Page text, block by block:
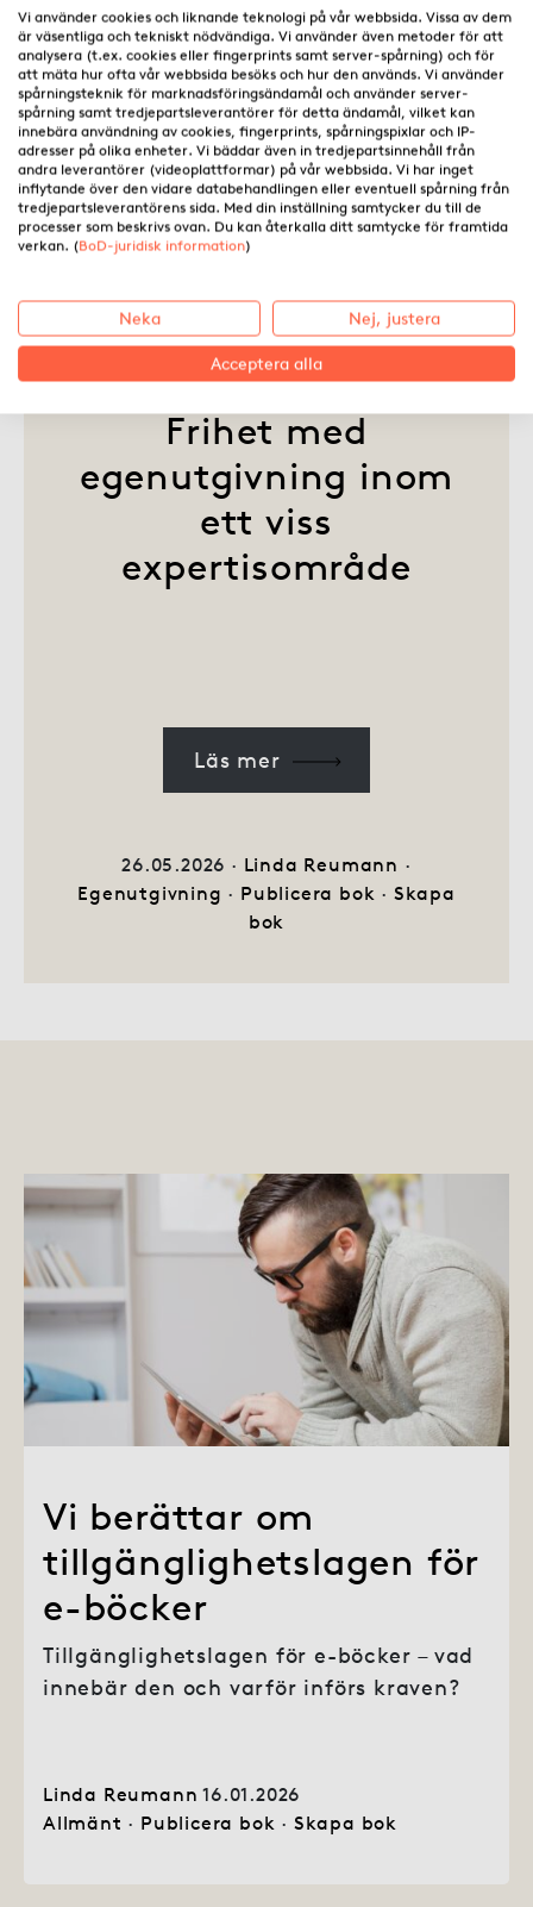
Frihet med
egenutgivning inom
ett viss
expertisområde
Läs mer
26.05.2026 · Linda Reumann ·
Egenutgivning · Publicera bok · Skapa
bok
Vi berättar om
tillgänglighetslagen för
e-böcker
Tillgänglighetslagen för e-böcker – vad
innebär den och varför införs kraven?
Linda Reumann 16.01.2026
Allmänt · Publicera bok · Skapa bok
Vi använder cookies och liknande teknologi på vår webbsida. Vissa av dem
är väsentliga och tekniskt nödvändiga. Vi använder även metoder för att
analysera (t.ex. cookies eller fingerprints samt server-spårning) och för
att mäta hur ofta vår webbsida besöks och hur den används. Vi använder
spårningsteknik för marknadsföringsändamål och använder server-
spårning samt tredjepartsleverantörer för detta ändamål, vilket kan
innebära användning av cookies, fingerprints, spårningspixlar och IP-
adresser på olika enheter. Vi bäddar även in tredjepartsinnehåll från
andra leverantörer (videoplattformar) på vår webbsida. Vi har inget
inflytande över den vidare databehandlingen eller eventuell spårning från
tredjepartsleverantörens sida. Med din inställning samtycker du till de
processer som beskrivs ovan. Du kan återkalla ditt samtycke för framtida
verkan. (BoD-juridisk information)
Neka Nej, justera
Acceptera alla